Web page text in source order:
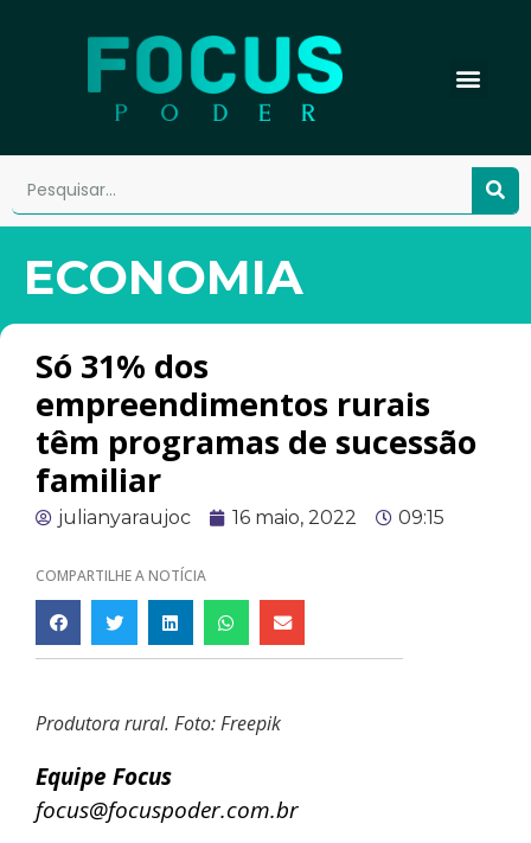
ECONOMIA
Só 31% dos
empreendimentos rurais
têm programas de sucessão
familiar
julianyaraujoc 16 maio, 2022 09:15
COMPARTILHE A NOTÍCIA
Produtora rural. Foto: Freepik
Equipe Focus
focus@focuspoder.com.br